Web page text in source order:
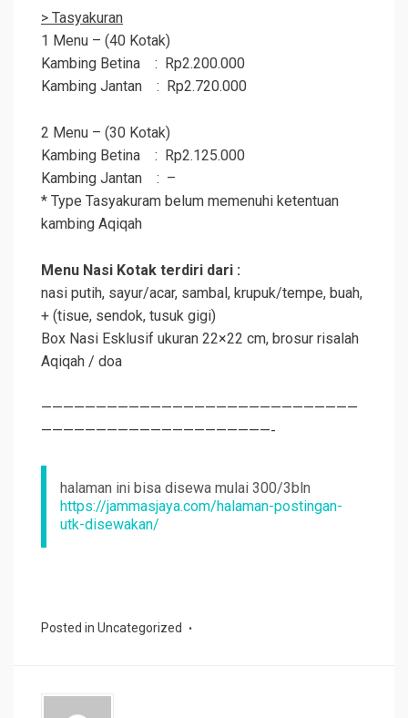
> Tasyakuran
1 Menu – (40 Kotak)
Kambing Betina : Rp2.200.000
Kambing Jantan : Rp2.720.000
2 Menu – (30 Kotak)
Kambing Betina : Rp2.125.000
Kambing Jantan : –
* Type Tasyakuram belum memenuhi ketentuan
kambing Aqiqah
Menu Nasi Kotak terdiri dari :
nasi putih, sayur/acar, sambal, krupuk/tempe, buah,
+ (tisue, sendok, tusuk gigi)
Box Nasi Esklusif ukuran 22×22 cm, brosur risalah
Aqiqah / doa
—————————————————————————————
—————————————————————-
halaman ini bisa disewa mulai 300/3bln
https://jammasjaya.com/halaman-postingan-
utk-disewakan/
Posted in Uncategorized